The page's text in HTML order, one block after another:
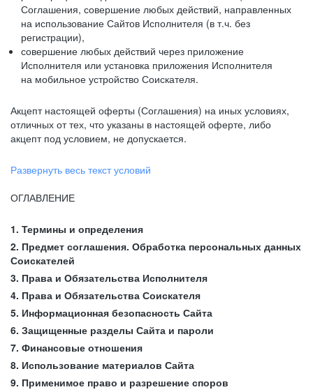
Соглашения, совершение любых действий, направленных
на использование Сайтов Исполнителя (в т.ч. без
регистрации),
совершение любых действий через приложение
Исполнителя или установка приложения Исполнителя
на мобильное устройство Соискателя.
Акцепт настоящей оферты (Соглашения) на иных условиях,
отличных от тех, что указаны в настоящей оферте, либо
акцепт под условием, не допускается.
Развернуть весь текст условий
ОГЛАВЛЕНИЕ
1. Термины и определения
2. Предмет соглашения. Обработка персональных данных
Соискателей
3. Права и Обязательства Исполнителя
4. Права и Обязательства Соискателя
5. Информационная безопасность Сайта
6. Защищенные разделы Сайта и пароли
7. Финансовые отношения
8. Использование материалов Сайта
9. Применимое право и разрешение споров